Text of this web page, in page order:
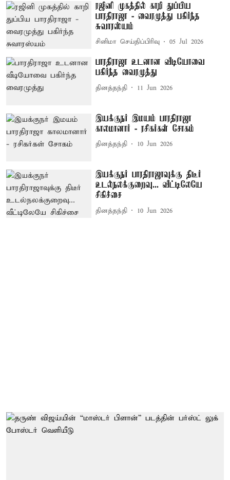
ரஜினி முகத்தில் காறி துப்பிய
பாரதிராஜா - வைரமுத்து பகிர்ந்த
சுவாரஸ்யம்
சினிமா செய்திப்பிரிவு 05 Jul 2026
பாரதிராஜா உடனான வீடியோவை
பகிர்ந்த வைரமுத்து
தினத்தந்தி 11 Jun 2026
இயக்குநர் இமயம் பாரதிராஜா
காலமானார் - ரசிகர்கள் சோகம்
தினத்தந்தி 10 Jun 2026
இயக்குநர் பாரதிராஜாவுக்கு திடீர்
உடல்நலக்குறைவு... வீட்டிலேயே
சிகிச்சை
தினத்தந்தி 10 Jun 2026